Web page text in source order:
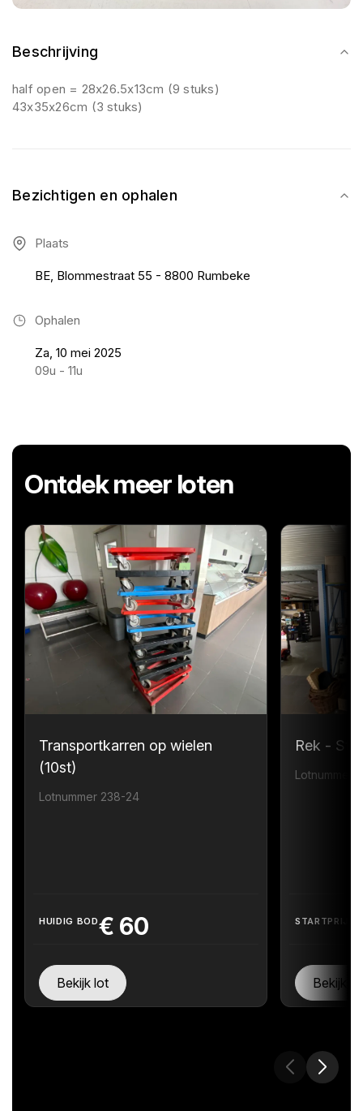
Beschrijving
half open = 28x26.5x13cm (9 stuks)
43x35x26cm (3 stuks)
Bezichtigen en ophalen
Plaats
BE, Blommestraat 55 - 8800 Rumbeke
Ophalen
Za, 10 mei 2025
09u - 11u
Ontdek meer loten
Transportkarren op wielen
(10st)
Lotnummer 238-24
HUIDIG BOD€ 60
Bekijk lot
Rek -
Lotnummer
STARTPRIJS
Bekijk